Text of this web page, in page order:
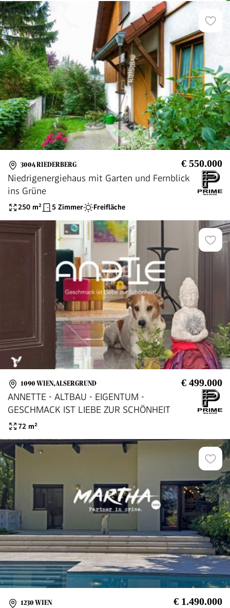
3004 RIEDERBERG € 550.000
Niedrigenergiehaus mit Garten und Fernblick
ins Grüne
250 m² 5 Zimmer Freifläche
1090 WIEN,ALSERGRUND € 499.000
ANNETTE - ALTBAU - EIGENTUM -
GESCHMACK IST LIEBE ZUR SCHÖNHEIT
72 m²
1230 WIEN € 1.490.000